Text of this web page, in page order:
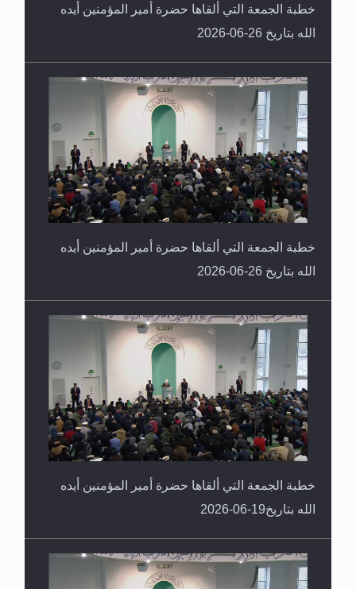
خطبة الجمعة التي ألقاها حضرة أمير المؤمنين أيده
الله بتاريخ 26-06-2026
خطبة الجمعة التي ألقاها حضرة أمير المؤمنين أيده
الله بتاريخ 26-06-2026
خطبة الجمعة التي ألقاها حضرة أمير المؤمنين أيده
الله بتاريخ19-06-2026